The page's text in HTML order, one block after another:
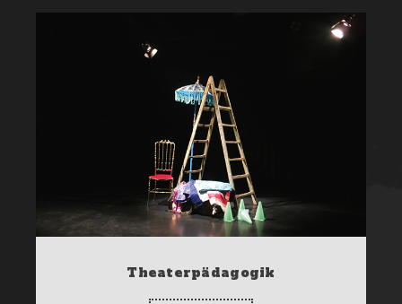
Theaterpädagogik